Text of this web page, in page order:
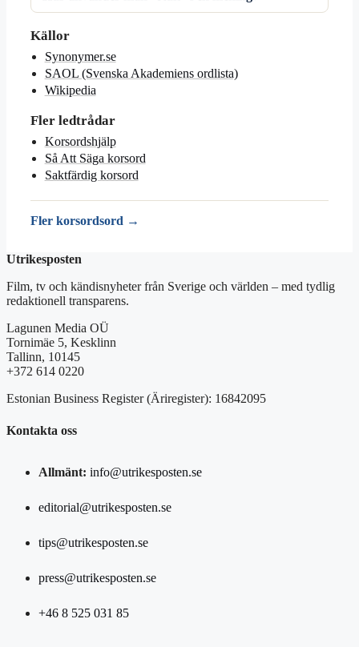
Källor
Synonymer.se
SAOL (Svenska Akademiens ordlista)
Wikipedia
Fler ledtrådar
Korsordshjälp
Så Att Säga korsord
Saktfärdig korsord
Fler korsordsord →
Utrikesposten
Film, tv och kändisnyheter från Sverige och världen – med tydlig
redaktionell transparens.
Lagunen Media OÜ
Tornimäe 5, Kesklinn
Tallinn, 10145
+372 614 0220
Estonian Business Register (Äriregister): 16842095
Kontakta oss
Allmänt: info@utrikesposten.se
editorial@utrikesposten.se
tips@utrikesposten.se
press@utrikesposten.se
+46 8 525 031 85